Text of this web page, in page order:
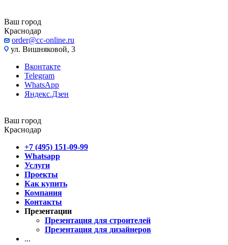
Ваш город
Краснодар
order@cc-online.ru
ул. Вишняковой, 3
Вконтакте
Telegram
WhatsApp
Яндекс.Дзен
Ваш город
Краснодар
+7 (495) 151-09-99
Whatsapp
Услуги
Проекты
Как купить
Компания
Контакты
Презентации
Презентация для строителей
Презентация для дизайнеров
...